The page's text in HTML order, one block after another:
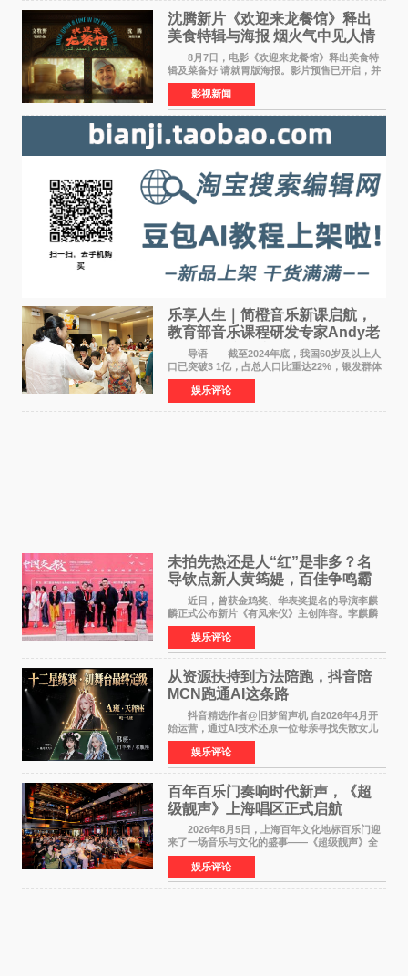
沈腾新片《欢迎来龙餐馆》释出
美食特辑与海报 烟火气中见人情
温暖
8月7日，电影《欢迎来龙餐馆》释出美食特
辑及菜备好 请就胃版海报。影片预售已开启，并
将于8月8日至10日14:00-21:00举行全国超前点
映。电影《欢迎来龙餐馆》作为战争美食喜剧大
片，讲述了中国
影视新闻
乐享人生｜简橙音乐新课启航，
教育部音乐课程研发专家Andy老
师重磅入驻领航银龄琴声
导语 截至2024年底，我国60岁及以上人
口已突破3 1亿，占总人口比重达22%，银发群体
的精神文化需求日益凸显。2024年1月，国务院办
公厅印发《关于发展银发经济增进老年人福祉的
意见》——这是
娱乐评论
未拍先热还是人“红”是非多？名
导钦点新人黄筠媞，百佳争鸣霸
气回应
近日，曾获金鸡奖、华表奖提名的导演李麒
麟正式公布新片《有凤来仪》主创阵容。李麒麟
早年凭电影《华容道》获得金鸡奖、华表奖提
名，此后长期参与国内外电影制作，其担任制片
人参与的作品亦曾
娱乐评论
从资源扶持到方法陪跑，抖音陪
MCN跑通AI这条路
抖音精选作者@旧梦留声机 自2026年4月开
始运营，通过AI技术还原一位母亲寻找失散女儿
的故事，凭借强情感表达获得大量用户关注，发
布仅21小时便获得超1亿曝光、超1000万互动。
此后，账号持续沿
娱乐评论
百年百乐门奏响时代新声，《超
级靓声》上海唱区正式启航
2026年8月5日，上海百年文化地标百乐门迎
来了一场音乐与文化的盛事——《超级靓声》全
国励志音乐公益节目上海唱区新闻发布会暨启动
仪式在此隆重举行。各界领导、嘉宾与媒体朋友
齐聚一堂，共同
娱乐评论